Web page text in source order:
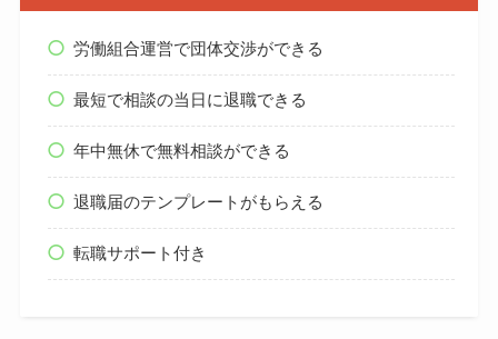
労働組合運営で団体交渉ができる
最短で相談の当日に退職できる
年中無休で無料相談ができる
退職届のテンプレートがもらえる
転職サポート付き